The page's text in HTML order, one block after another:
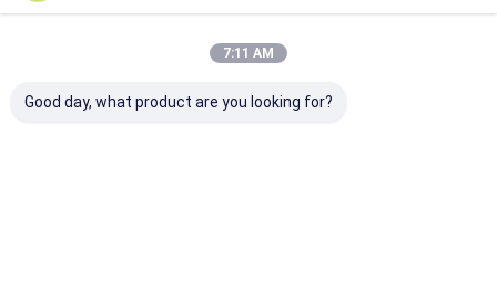
推薦されたプロダクト
7:11 AM
Good day, what product are you looking for?